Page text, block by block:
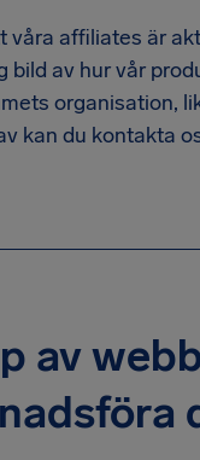
våra affiliates är
bild av hur vår
organisation,
kan du kontakta
av